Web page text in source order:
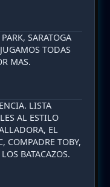
SARATOGA
TODAS
MAS.
LISTA
AL ESTILO
EL
COMPADRE TOBY,
BATACAZOS.